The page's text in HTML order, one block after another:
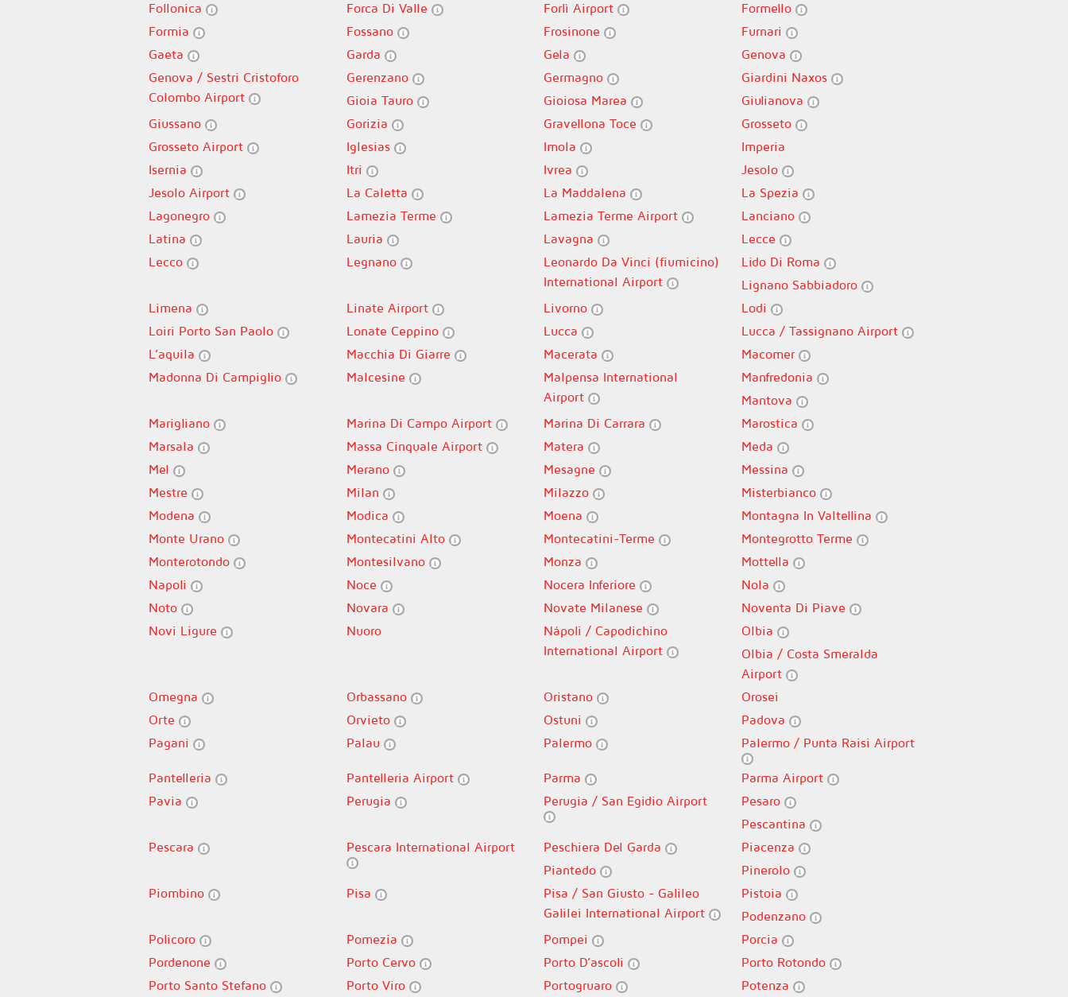
Follonica
Forca Di Valle Forlì Airport
Formello
Formia
Fossano Frosinone
Furnari
Gaeta
Garda Gela
Genova
Genova / Sestri Cristoforo
Colombo Airport
Gerenzano Germagno
Giardini Naxos
Gioia Tauro
Gioiosa Marea
Giulianova
Giussano
Gorizia Gravellona Toce
Grosseto
Grosseto Airport
Iglesias Imola
Imperia
Isernia
Itri Ivrea
Jesolo
Jesolo Airport
La Caletta La Maddalena
La Spezia
Lagonegro
Lamezia Terme Lamezia Terme Airport
Lanciano
Latina
Lauria Lavagna
Lecce
Lecco
Legnano
Leonardo Da Vinci (fiumicino)
International Airport
Lido Di Roma
Lignano Sabbiadoro
Limena
Linate Airport Livorno
Lodi
Loiri Porto San Paolo
Lonate Ceppino Lucca
Lucca / Tassignano Airport
L’aquila
Macchia Di Giarre Macerata
Macomer
Madonna Di Campiglio
Malcesine
Malpensa International
Airport
Manfredonia
Mantova
Marigliano
Marina Di Campo Airport Marina Di Carrara
Marostica
Marsala
Massa Cinquale Airport Matera
Meda
Mel
Merano Mesagne
Messina
Mestre
Milan Milazzo
Misterbianco
Modena
Modica Moena
Montagna In Valtellina
Monte Urano
Montecatini Alto Montecatini-Terme
Montegrotto Terme
Monterotondo
Montesilvano Monza
Mottella
Napoli
Noce Nocera Inferiore
Nola
Noto
Novara Novate Milanese
Noventa Di Piave
Novi Ligure
Nuoro
Nápoli / Capodichino
International Airport
Olbia
Olbia / Costa Smeralda
Airport
Omegna
Orbassano Oristano
Orosei
Orte
Orvieto Ostuni
Padova
Pagani
Palau Palermo Palermo / Punta Raisi Airport
Pantelleria Pantelleria Airport Parma
Parma Airport
Pavia
Perugia Perugia / San Egidio Airport
Pesaro
Pescantina
Pescara
Pescara International Airport Peschiera Del Garda
Piacenza
Piantedo
Pinerolo
Piombino
Pisa
Pisa / San Giusto - Galileo
Galilei International Airport
Pistoia
Podenzano
Policoro
Pomezia Pompei
Porcia
Pordenone
Porto Cervo Porto D’ascoli
Porto Rotondo
Porto Santo Stefano
Porto Viro Portogruaro Potenza